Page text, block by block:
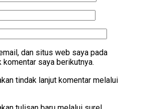
dan situs web saya pada
komentar saya berikutnya.
tindak lanjut komentar melalui